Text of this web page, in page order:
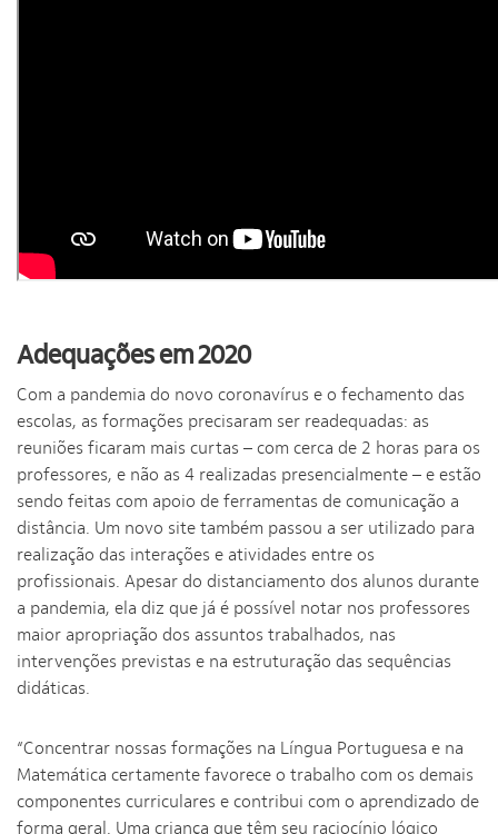
Adequações em 2020
Com a pandemia do novo coronavírus e o fechamento das
escolas, as formações precisaram ser readequadas: as
reuniões ficaram mais curtas – com cerca de 2 horas para os
professores, e não as 4 realizadas presencialmente – e estão
sendo feitas com apoio de ferramentas de comunicação a
distância. Um novo site também passou a ser utilizado para
realização das interações e atividades entre os
profissionais. Apesar do distanciamento dos alunos durante
a pandemia, ela diz que já é possível notar nos professores
maior apropriação dos assuntos trabalhados, nas
intervenções previstas e na estruturação das sequências
didáticas.
“Concentrar nossas formações na Língua Portuguesa e na
Matemática certamente favorece o trabalho com os demais
componentes curriculares e contribui com o aprendizado de
forma geral. Uma criança que têm seu raciocínio lógico